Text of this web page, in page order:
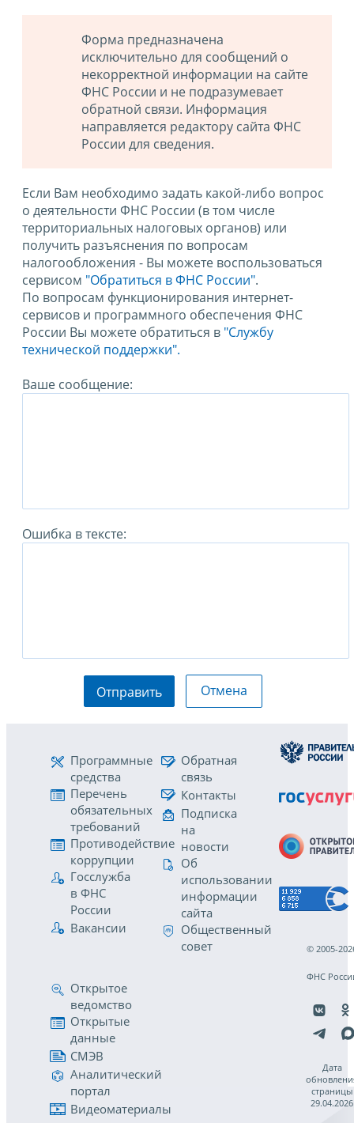
Форма предназначена
исключительно для сообщений о
некорректной информации на сайте
ФНС России и не подразумевает
обратной связи. Информация
направляется редактору сайта ФНС
России для сведения.
Если Вам необходимо задать какой-либо вопрос
о деятельности ФНС России (в том числе
территориальных налоговых органов) или
получить разъяснения по вопросам
налогообложения - Вы можете воспользоваться
сервисом "Обратиться в ФНС России".
По вопросам функционирования интернет-
сервисов и программного обеспечения ФНС
России Вы можете обратиться в "Службу
технической поддержки".
Ваше сообщение:
Ошибка в тексте:
Отправить Отмена
Программные
средства
Перечень
обязательных
требований
Противодействие
коррупции
Госслужба
в ФНС
России
Вакансии
Обратная
связь
Контакты
Подписка
на
новости
Об
использовании
информации
сайта
Общественный
совет
Открытое
ведомство
Открытые
данные
СМЭВ
Аналитический
портал
Видеоматериалы
© 2005-
ФНС
Дата
страницы
29.04.2026